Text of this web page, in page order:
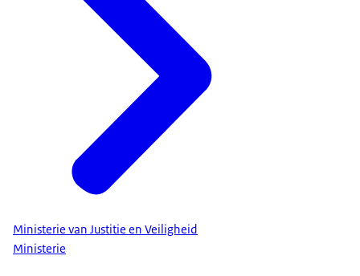
Ministerie van Justitie en Veiligheid
Ministerie